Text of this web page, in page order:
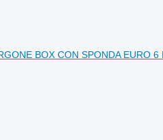
BOX CON SPONDA EURO 6